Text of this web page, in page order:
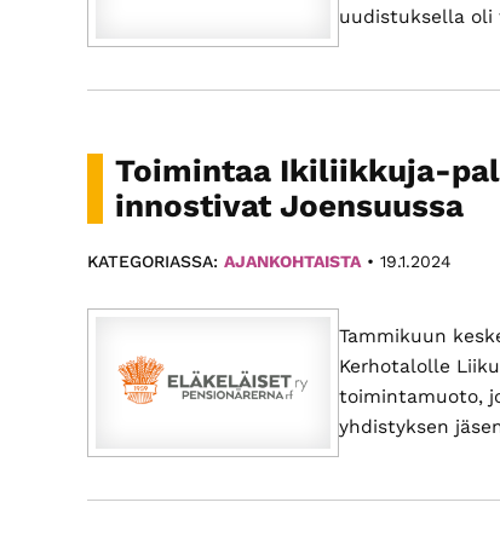
uudistuksella
Toimintaa Ikiliikkuja-
innostivat Joensuussa
KATEGORIASSA: AJANKOHTAISTA • 19.1.2024
Tammikuun
Kerhotalolle
toimintamuoto,
yhdistyksen